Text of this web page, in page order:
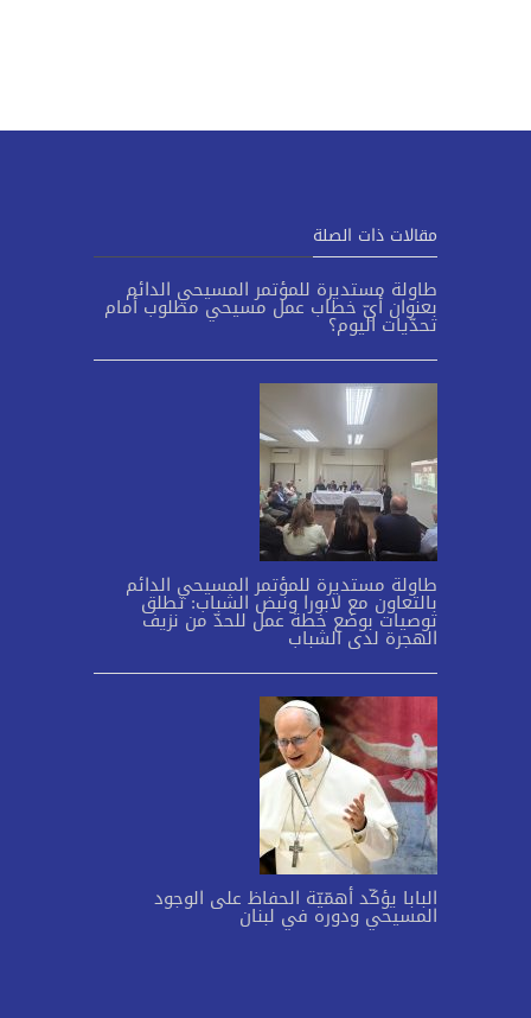
مقالات ذات الصلة
طاولة مستديرة للمؤتمر المسيحي الدائم
بعنوان أيّ خطاب عمل مسيحي مطلوب أمام
تحدّيات اليوم؟
طاولة مستديرة للمؤتمر المسيحي الدائم
بالتعاون مع لابورا ونبض الشباب: تطلق
توصيات بوضع خطة عمل للحدّ من نزيف
الهجرة لدى الشباب
البابا يؤكّد أهمّيّة الحفاظ على الوجود
المسيحي ودوره في لبنان